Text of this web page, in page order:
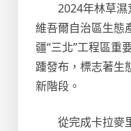
2024年林草
維吾爾自治區生態
疆“三北”工程區重
踵發布，標志著生
新階段。
從完成卡拉麥